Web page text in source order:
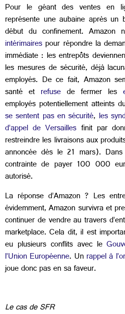
Pour le géant des ventes en
représente une aubaine après
début du confinement. Amazon
intérimaires pour répondre la
immédiate : les entrepôts
les mesures de sécurité, déjà
employés. De ce fait, Amazon
santé et refuse de fermer les
employés potentiellement atteints
se sentent pas en sécurité, les
d’appel de Versailles finit par
restreindre les livraisons aux
annoncée dès le 21 mars).
contrainte de payer 100 000
autorisé.
La réponse d’Amazon ? Les
évidemment, Amazon survivra et
continuer de vendre au travers
marketplace. Cela dit, il est
eu plusieurs conflits avec le
l’Union Européenne. Unrappel à
joue donc pas en sa faveur.
Le cas de SFR